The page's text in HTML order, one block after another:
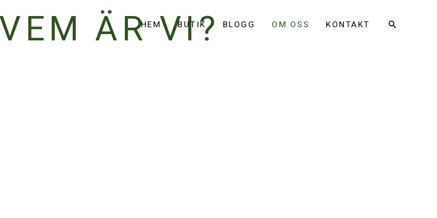
HEM BUTIK BLOGG OM OSS KONTAKT Sök
VEM ÄR VI?